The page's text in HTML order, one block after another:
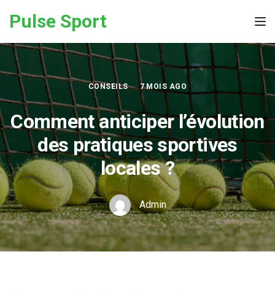
Pulse Sport
CONSEILS 7 MOIS AGO
Comment anticiper l’évolution
des pratiques sportives
locales ?
Admin